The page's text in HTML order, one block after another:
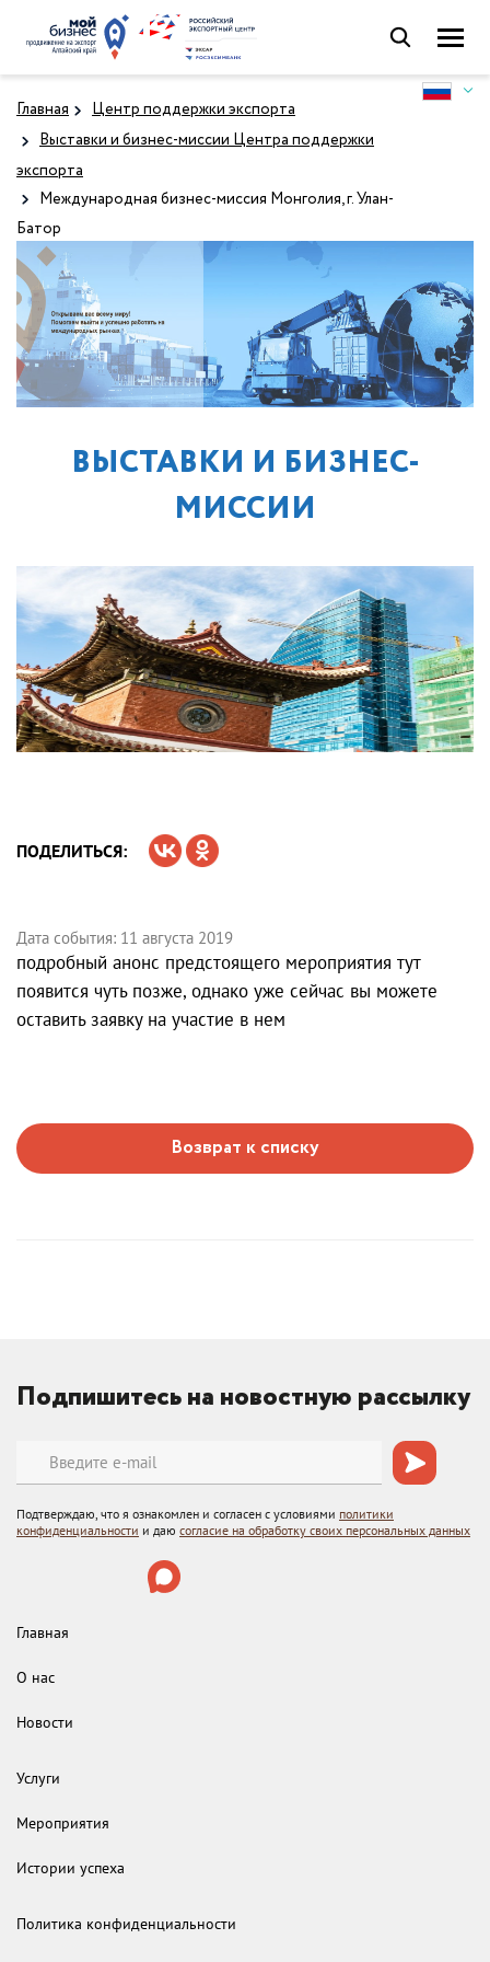
Главная
Центр поддержки экспорта
Выставки и бизнес-миссии Центра поддержки
экспорта
Международная бизнес-миссия Монголия, г. Улан-
Батор
ВЫСТАВКИ И БИЗНЕС-
МИССИИ
ПОДЕЛИТЬСЯ:
Дата события: 11 августа 2019
подробный анонс предстоящего мероприятия тут
появится чуть позже, однако уже сейчас вы можете
оставить заявку на участие в нем
Возврат к списку
Подпишитесь на новостную рассылку
Подтверждаю, что я ознакомлен и согласен с условиями политики
конфиденциальности и даю согласие на обработку своих персональных данных
Главная
О нас
Новости
Услуги
Мероприятия
Истории успеха
Политика конфиденциальности